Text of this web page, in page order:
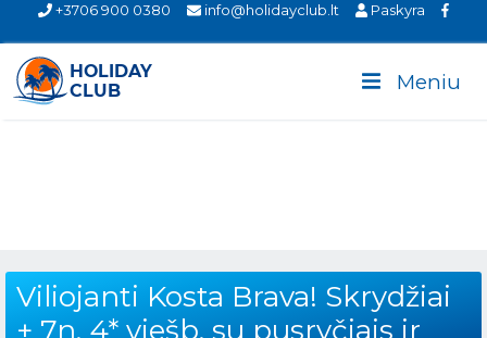
+3706 900 0380 info@holidayclub.lt Paskyra
Meniu
Viliojanti Kosta Brava! Skrydžiai
+ 7n. 4* viešb. su pusryčiais ir